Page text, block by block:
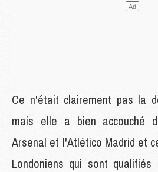
Ce n'était clairement pas la
mais elle a bien accouché
Arsenal et l'Atlético Madrid et
Londoniens qui sont